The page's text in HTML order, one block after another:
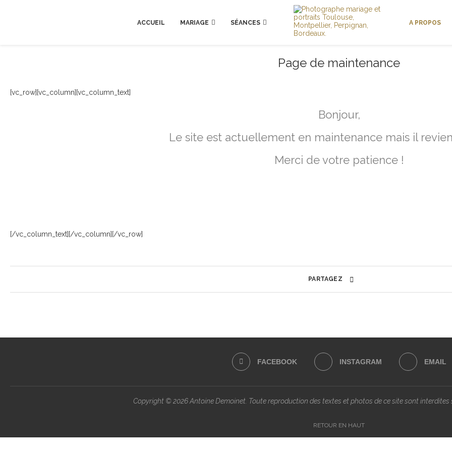
ACCUEIL MARIAGE SÉANCES A PROPOS
Page de maintenance
[vc_row][vc_column][vc_column_text]
Bonjour,
Le site est actuellement en maintenance mais il
Merci de votre patience !
[/vc_column_text][/vc_column][/vc_row]
PARTAGEZ
FACEBOOK INSTAGRAM EMAIL
Copyright © 2026 Antoine Demoinet. Toute reproduction des textes et photos de ce site sont
RETOUR EN HAUT